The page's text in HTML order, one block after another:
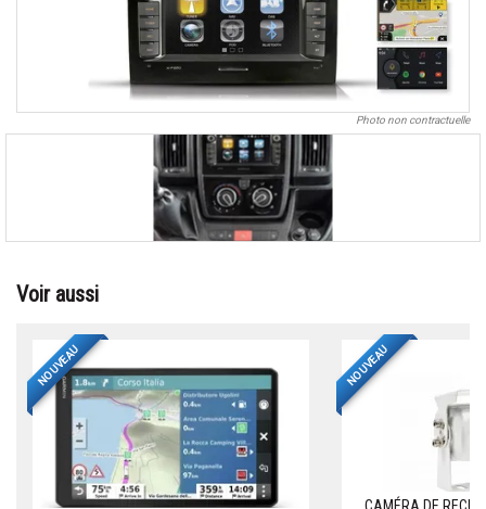
Photo non contractuelle
Voir aussi
NOUVEAU NOUVEAU